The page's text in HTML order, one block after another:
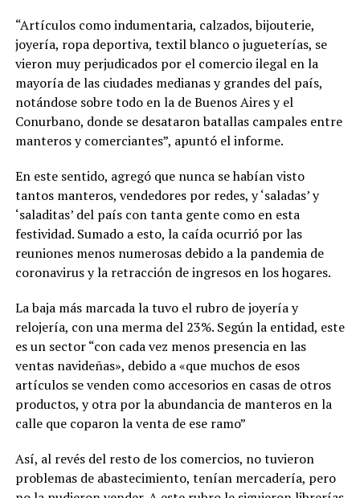
“Artículos como indumentaria, calzados, bijouterie,
joyería, ropa deportiva, textil blanco o jugueterías, se
vieron muy perjudicados por el comercio ilegal en la
mayoría de las ciudades medianas y grandes del país,
notándose sobre todo en la de Buenos Aires y el
Conurbano, donde se desataron batallas campales entre
manteros y comerciantes”, apuntó el informe.
En este sentido, agregó que nunca se habían visto
tantos manteros, vendedores por redes, y ‘saladas’ y
‘saladitas’ del país con tanta gente como en esta
festividad. Sumado a esto, la caída ocurrió por las
reuniones menos numerosas debido a la pandemia de
coronavirus y la retracción de ingresos en los hogares.
La baja más marcada la tuvo el rubro de joyería y
relojería, con una merma del 23%. Según la entidad, este
es un sector “con cada vez menos presencia en las
ventas navideñas», debido a «que muchos de esos
artículos se venden como accesorios en casas de otros
productos, y otra por la abundancia de manteros en la
calle que coparon la venta de ese ramo”
Así, al revés del resto de los comercios, no tuvieron
problemas de abastecimiento, tenían mercadería, pero